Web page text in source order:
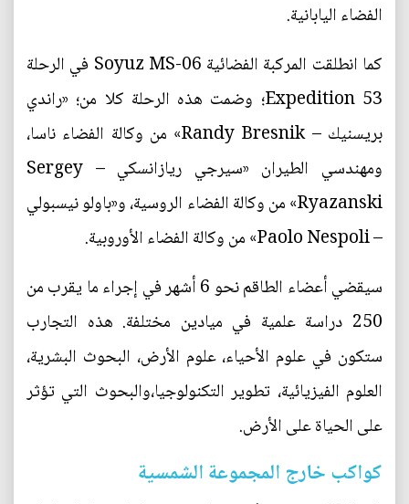
الفضاء اليابانية.
كما انطلقت المركبة الفضائية Soyuz MS-06 في الرحلة
Expedition 53؛ وضمت هذه الرحلة كلا من؛ «راندي
بريسنيك – Randy Bresnik» من وكالة الفضاء ناسا،
ومهندسي الطيران «سيرجي ريازانسكي – Sergey
Ryazanski» من وكالة الفضاء الروسية، و«باولو نيسبولي
– Paolo Nespoli» من وكالة الفضاء الأوروبية.
سيقضي أعضاء الطاقم نحو 6 أشهر في إجراء ما يقرب من
250 دراسة علمية في ميادين مختلفة. هذه التجارب
ستكون في علوم الأحياء، علوم الأرض، البحوث البشرية،
العلوم الفيزيائية، تطوير التكنولوجيا،والبحوث التي تؤثر
على الحياة على الأرض.
كواكب خارج المجموعة الشمسية